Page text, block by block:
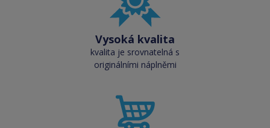
Vysoká kvalita
kvalita je srovnatelná s
originálními náplněmi